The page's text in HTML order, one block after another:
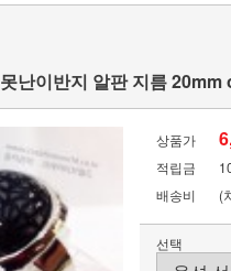
못난이반지 알판 지름 20mm
상품가
적립금
배송비
(
선택